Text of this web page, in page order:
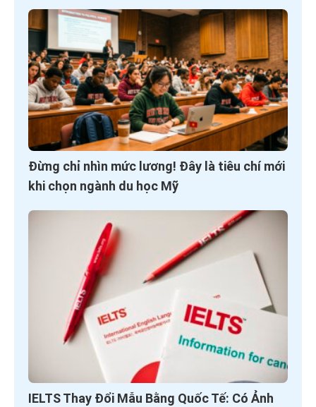
Đừng chỉ nhìn mức lương! Đây là tiêu chí mới
khi chọn ngành du học Mỹ
IELTS Thay Đổi Mẫu Bằng Quốc Tế: Có Ảnh